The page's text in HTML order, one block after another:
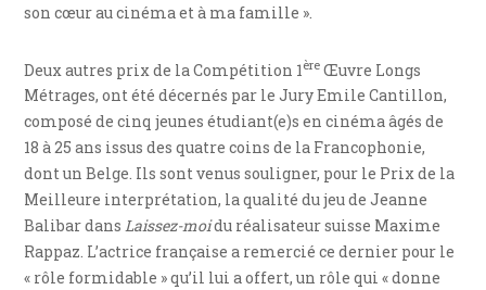
son cœur au cinéma et à ma famille ».
Deux autres prix de la Compétition 1 ère Œuvre Longs
Métrages, ont été décernés par le Jury Emile Cantillon,
composé de cinq jeunes étudiant(e)s en cinéma âgés de
18 à 25 ans issus des quatre coins de la Francophonie,
dont un Belge. Ils sont venus souligner, pour le Prix de la
Meilleure interprétation, la qualité du jeu de Jeanne
Balibar dansLaissez-moidu réalisateur suisse Maxime
Rappaz. L’actrice française a remercié ce dernier pour le
« rôle formidable » qu’il lui a offert, un rôle qui « donne